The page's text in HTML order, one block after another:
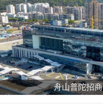
舟山普陀招商